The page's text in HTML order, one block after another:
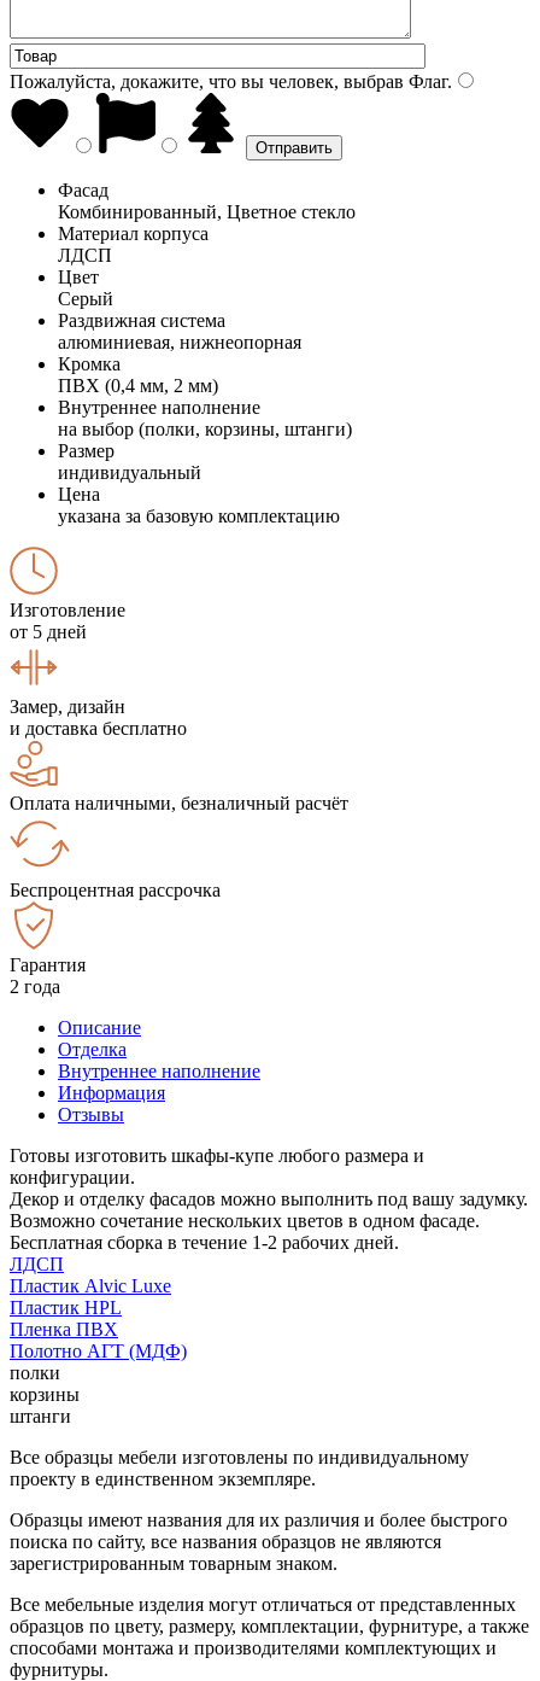
Пожалуйста, докажите, что вы человек, выбрав Флаг.
Фасад
Комбинированный, Цветное стекло
Материал корпуса
ЛДСП
Цвет
Серый
Раздвижная система
алюминиевая, нижнеопорная
Кромка
ПВХ (0,4 мм, 2 мм)
Внутреннее наполнение
на выбор (полки, корзины, штанги)
Размер
индивидуальный
Цена
указана за базовую комплектацию
Изготовление
от 5 дней
Замер, дизайн
и доставка бесплатно
Оплата наличными, безналичный расчёт
Беспроцентная рассрочка
Гарантия
2 года
Описание
Отделка
Внутреннее наполнение
Информация
Отзывы
Готовы изготовить шкафы-купе любого размера и
конфигурации.
Декор и отделку фасадов можно выполнить под вашу задумку.
Возможно сочетание нескольких цветов в одном фасаде.
Бесплатная сборка в течение 1-2 рабочих дней.
ЛДСП
Пластик Alvic Luxe
Пластик HPL
Пленка ПВХ
Полотно АГТ (МДФ)
полки
корзины
штанги
Все образцы мебели изготовлены по индивидуальному
проекту в единственном экземпляре.
Образцы имеют названия для их различия и более быстрого
поиска по сайту, все названия образцов не являются
зарегистрированным товарным знаком.
Все мебельные изделия могут отличаться от представленных
образцов по цвету, размеру, комплектации, фурнитуре, а также
способами монтажа и производителями комплектующих и
фурнитуры.